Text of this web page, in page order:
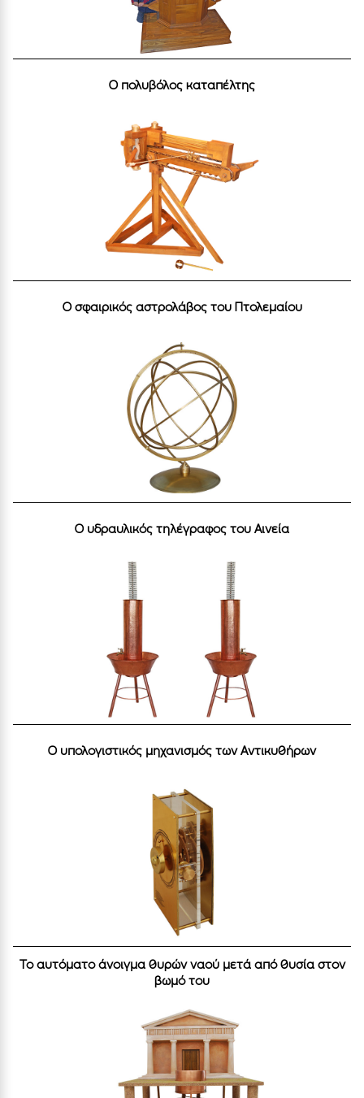
Ο πολυβόλος καταπέλτης
Ο σφαιρικός αστρολάβος του Πτολεμαίου
Ο υδραυλικός τηλέγραφος του Αινεία
Ο υπολογιστικός μηχανισμός των Αντικυθήρων
Το αυτόματο άνοιγμα θυρών ναού μετά από θυσία στον
βωμό του